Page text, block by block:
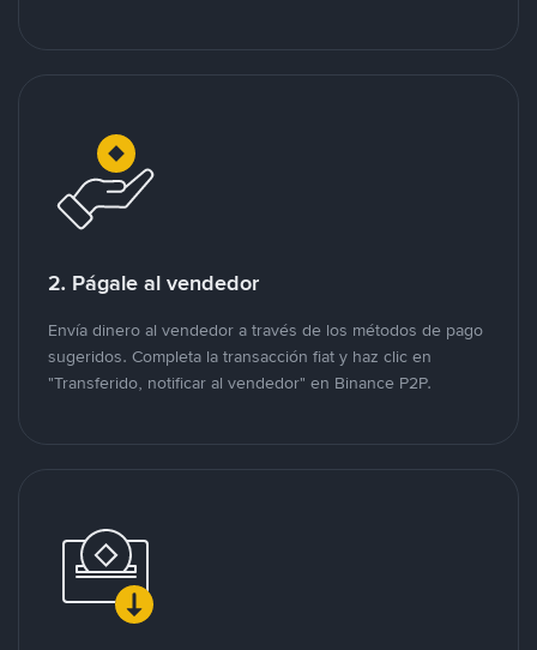
2. Págale al vendedor
Envía dinero al vendedor a través de los métodos de pago
sugeridos. Completa la transacción fiat y haz clic en
"Transferido, notificar al vendedor" en Binance P2P.